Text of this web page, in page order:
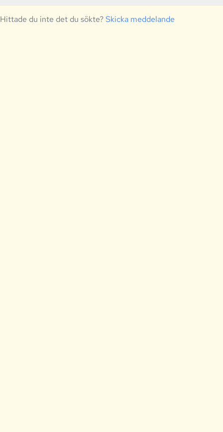
Hittade du inte det du sökte?Skicka meddelande